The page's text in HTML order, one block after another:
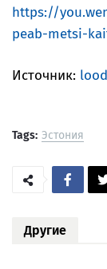
https://
peab-metsi-
Источник:
Tags: Эстония
Другие